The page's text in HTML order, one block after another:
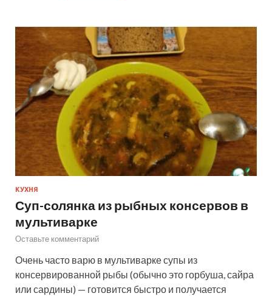
КУХНЯ
Суп-солянка из рыбных консервов в
мультиварке
Оставьте комментарий
Очень часто варю в мультиварке супы из
консервированной рыбы (обычно это горбуша, сайра
или сардины) — готовится быстро и получается